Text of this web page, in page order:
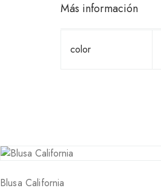
Más información
color
Blusa California